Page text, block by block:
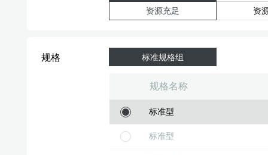
资源充足
资
规格 标准规格组
规格名称
标准型
标准型